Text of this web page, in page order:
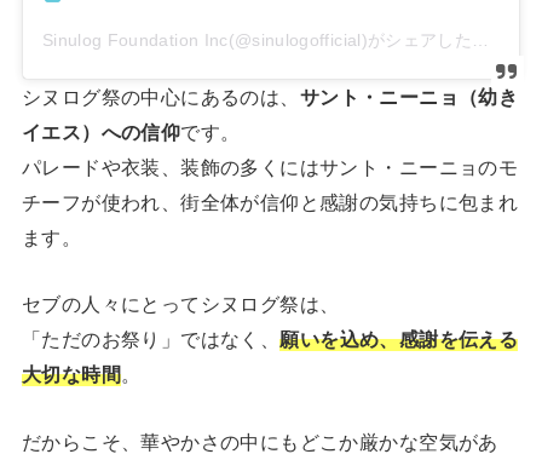
シヌログ祭の中心にあるのは、 サント・ニーニョ（幼き
イエス）への信仰です。
パレードや衣装、装飾の多くにはサント・ニーニョのモ
チーフが使われ、街全体が信仰と感謝の気持ちに包まれ
ます。
セブの人々にとってシヌログ祭は、
「ただのお祭り」ではなく、願いを込め、感謝を伝える
大切な時間。
だからこそ、華やかさの中にもどこか厳かな空気があ